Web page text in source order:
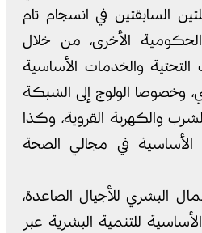
السابقتين في انسجام تام
الحكومية الأخرى، من خلال
التحتية والخدمات الأساسية
وخصوصا الولوج إلى الشبكة
والكهربة القروية، وكذا
في مجالي الصحة
البشري للأجيال الصاعدة،
للتنمية البشرية عبر